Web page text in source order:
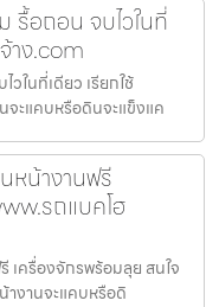
รื้อถอน จบไวในที่
าง.com
ในที่เดียว เรียกใช้
ะแคบหรือดินจะแข็งแค
หน้างานฟรี
รถแบคโฮ
เครื่องจักรพร้อมลุย สนใจ
งานจะแคบหรือดิ